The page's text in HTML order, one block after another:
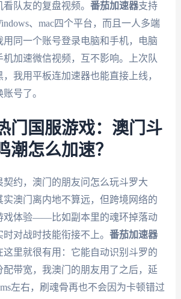
队友的复盘视频。 番茄加速器支持
、mac四个平台，而且一人多端
同一个账号登录电脑和手机，电脑
机加速微信视频，互不影响。上次队
我用平板连加速器也能直接上线，
号了。
门国服游戏：澳门斗
潮怎么加速？
契约，澳门的朋友问怎么玩斗罗大
实澳门离内地不算远，但跨境网络的
戏体验——比如副本里的魂环掉落动
对战时技能衔接不上。 番茄加速器
这里就很有用：它能自动识别斗罗的
配带宽，我澳门的朋友用了之后，延
左右，刷魂骨再也不会因为卡顿错过